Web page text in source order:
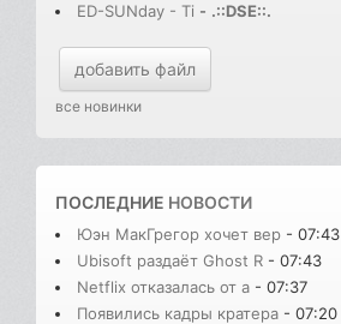
ED-SUNday - Ti - .::DSE::.
добавить файл
все новинки
ПОСЛЕДНИЕ НОВОСТИ
Юэн МакГрегор хочет вер - 07:43
Ubisoft раздаёт Ghost R - 07:43
Netflix отказалась от а - 07:37
Появились кадры кратера - 07:20